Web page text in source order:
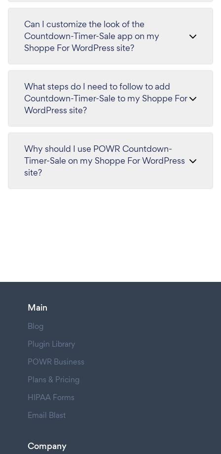
Can I customize the look of the
Countdown-Timer-Sale app on my
Shoppe For WordPress site?
What steps do I need to follow to add
Countdown-Timer-Sale to my Shoppe For
WordPress site?
Why should I use POWR Countdown-
Timer-Sale on my Shoppe For WordPress
site?
Main
Blog
Plugin Library
POWR Business
Plans & Pricing
HIPAA Forms
Email Blast
Company